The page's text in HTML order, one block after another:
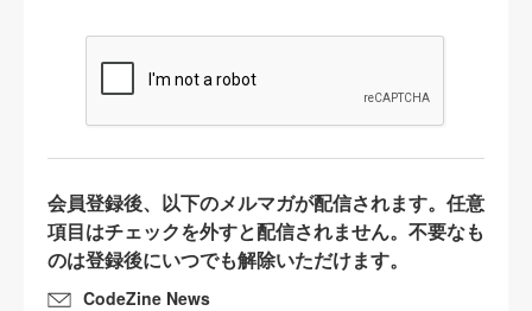
会員登録後、以下のメルマガが配信されます。任意
項目はチェックを外すと配信されません。不要なも
のは登録後にいつでも解除いただけます。
CodeZine News